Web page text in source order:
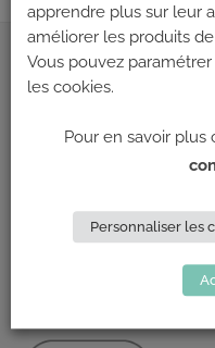
ADRESSE
Climb Up (Siège social)
NOUS CONTACTER
LES
apprendre plus sur leur
améliorer les produits
Vous pouvez
les cookies.
Pour en savoir plus
Personnaliser les